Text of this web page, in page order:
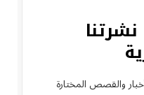
والقصص المختارة